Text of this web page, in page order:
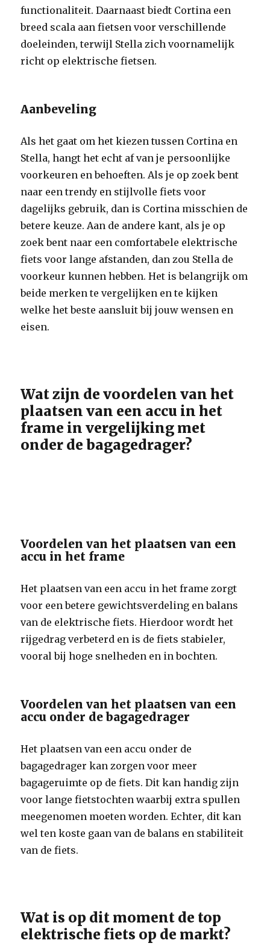
functionaliteit. Daarnaast biedt Cortina een
breed scala aan fietsen voor verschillende
doeleinden, terwijl Stella zich voornamelijk
richt op elektrische fietsen.
Aanbeveling
Als het gaat om het kiezen tussen Cortina en
Stella, hangt het echt af van je persoonlijke
voorkeuren en behoeften. Als je op zoek bent
naar een trendy en stijlvolle fiets voor
dagelijks gebruik, dan is Cortina misschien de
betere keuze. Aan de andere kant, als je op
zoek bent naar een comfortabele elektrische
fiets voor lange afstanden, dan zou Stella de
voorkeur kunnen hebben. Het is belangrijk om
beide merken te vergelijken en te kijken
welke het beste aansluit bij jouw wensen en
eisen.
Wat zijn de voordelen van het
plaatsen van een accu in het
frame in vergelijking met
onder de bagagedrager?
Voordelen van het plaatsen van een
accu in het frame
Het plaatsen van een accu in het frame zorgt
voor een betere gewichtsverdeling en balans
van de elektrische fiets. Hierdoor wordt het
rijgedrag verbeterd en is de fiets stabieler,
vooral bij hoge snelheden en in bochten.
Voordelen van het plaatsen van een
accu onder de bagagedrager
Het plaatsen van een accu onder de
bagagedrager kan zorgen voor meer
bagageruimte op de fiets. Dit kan handig zijn
voor lange fietstochten waarbij extra spullen
meegenomen moeten worden. Echter, dit kan
wel ten koste gaan van de balans en stabiliteit
van de fiets.
Wat is op dit moment de top
elektrische fiets op de markt?